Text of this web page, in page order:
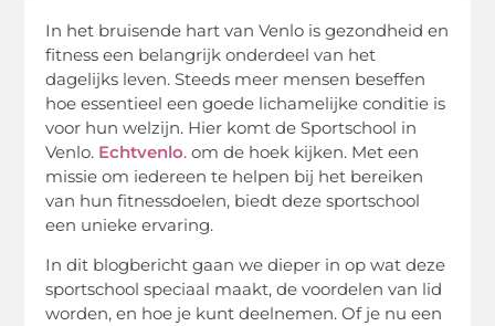
In het bruisende hart van Venlo is gezondheid en
fitness een belangrijk onderdeel van het
dagelijks leven. Steeds meer mensen beseffen
hoe essentieel een goede lichamelijke conditie is
voor hun welzijn. Hier komt de Sportschool in
Venlo. Echtvenlo. om de hoek kijken. Met een
missie om iedereen te helpen bij het bereiken
van hun fitnessdoelen, biedt deze sportschool
een unieke ervaring.
In dit blogbericht gaan we dieper in op wat deze
sportschool speciaal maakt, de voordelen van lid
worden, en hoe je kunt deelnemen. Of je nu een